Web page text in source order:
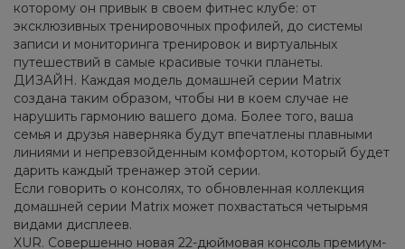
которому он привык в своем фитнес клубе: от
эксклюзивных тренировочных профилей, до системы
записи и мониторинга тренировок и виртуальных
путешествий в самые красивые точки планеты.
ДИЗАЙН. Каждая модель домашней серии Matrix
создана таким образом, чтобы ни в коем случае не
нарушить гармонию вашего дома. Более того, ваша
семья и друзья наверняка будут впечатлены плавными
линиями и непревзойденным комфортом, который будет
дарить каждый тренажер этой серии.
Если говорить о консолях, то обновленная коллекция
домашней серии Matrix может похвастаться четырьмя
видами дисплеев.
XUR. Совершенно новая 22-дюймовая консоль премиум-